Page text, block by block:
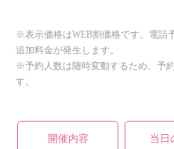
※表示価格はWEB割価格です。電話
追加料金が発生します。
※予約人数は随時変動するため、予
す。
開催内容 当日